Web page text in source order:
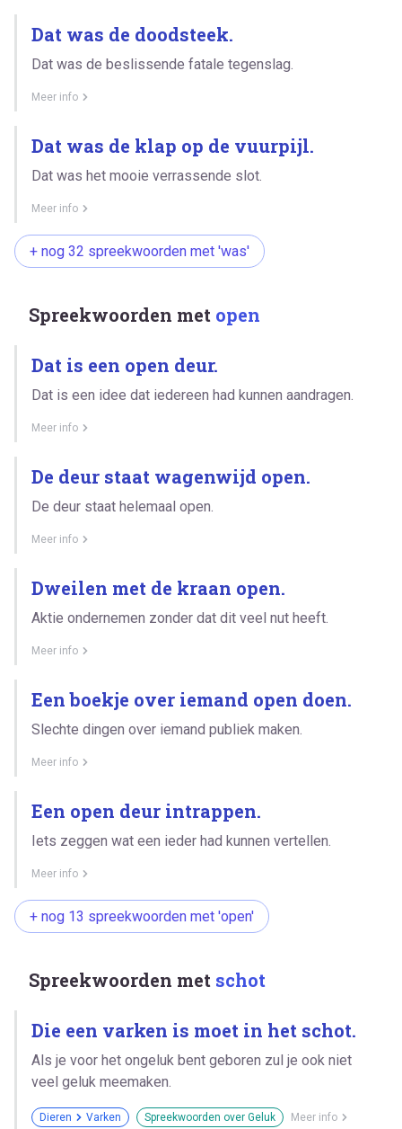
Dat was de doodsteek.
Dat was de beslissende fatale tegenslag.
Meer info
Dat was de klap op de vuurpijl.
Dat was het mooie verrassende slot.
Meer info
+ nog 32 spreekwoorden met 'was'
Spreekwoorden met open
Dat is een open deur.
Dat is een idee dat iedereen had kunnen aandragen.
Meer info
De deur staat wagenwijd open.
De deur staat helemaal open.
Meer info
Dweilen met de kraan open.
Aktie ondernemen zonder dat dit veel nut heeft.
Meer info
Een boekje over iemand open doen.
Slechte dingen over iemand publiek maken.
Meer info
Een open deur intrappen.
Iets zeggen wat een ieder had kunnen vertellen.
Meer info
+ nog 13 spreekwoorden met 'open'
Spreekwoorden met schot
Die een varken is moet in het schot.
Als je voor het ongeluk bent geboren zul je ook niet
veel geluk meemaken.
Dieren Varken Spreekwoorden over Geluk Meer info